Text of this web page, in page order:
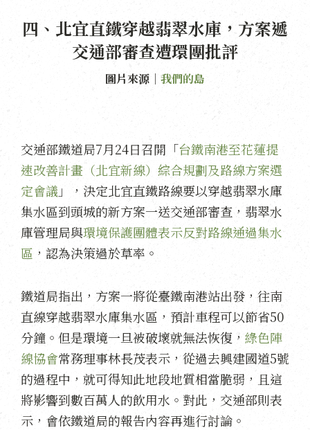
四、北宜直鐵穿越翡翠水庫，方案遞
交通部審查遭環團批評
圖片來源｜ 我們的島
交通部鐵道局7月24日召開「台鐵南港至花蓮提
速改善計畫（北宜新線）綜合規劃及路線方案選
定會議 」，決定北宜直鐵路線要以穿越翡翠水庫
集水區到頭城的新方案一送交通部審查，翡翠水
庫管理局與環境保護團體表示反對路線通過集水
區 ，認為決策過於草率。
鐵道局指出，方案一將從臺鐵南港站出發，往南
直線穿越翡翠水庫集水區，預計車程可以節省50
分鐘。但是環境一旦被破壞就無法恢復， 綠色陣
線協會常務理事林長茂表示，從過去興建國道5號
的過程中，就可得知此地段地質相當脆弱，且這
將影響到數百萬人的飲用水。對此，交通部則表
示，會依鐵道局的報告內容再進行討論。